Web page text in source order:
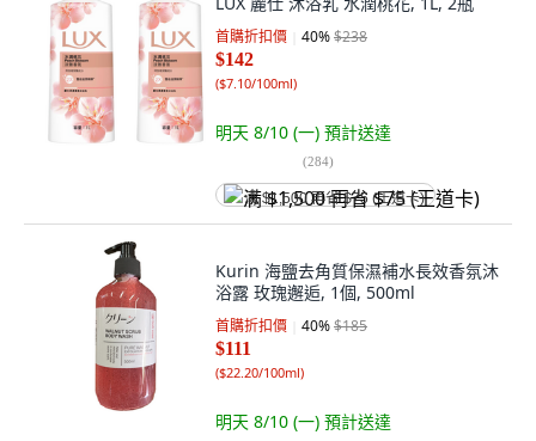
首購折扣價 40%$238
$142
($7.10/100ml)
明天 8/10 (一) 預計送達
(284)
满 $1,500 再省 $75 (王道卡)
Kurin 海鹽去角質保濕補水長效香氛沐
浴露 玫瑰邂逅, 1個, 500ml
首購折扣價 40%$185
$111
($22.20/100ml)
明天 8/10 (一) 預計送達